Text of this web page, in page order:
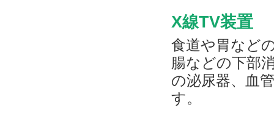
X線TV装置
食道や胃など
腸などの下部
の泌尿器、血
す。